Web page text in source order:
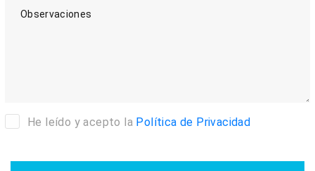
Observaciones
He leído y acepto la Política de Privacidad